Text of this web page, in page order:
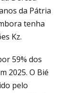
da Pátria
tenha
Kz.
59% dos
2025. O Bié
pelo